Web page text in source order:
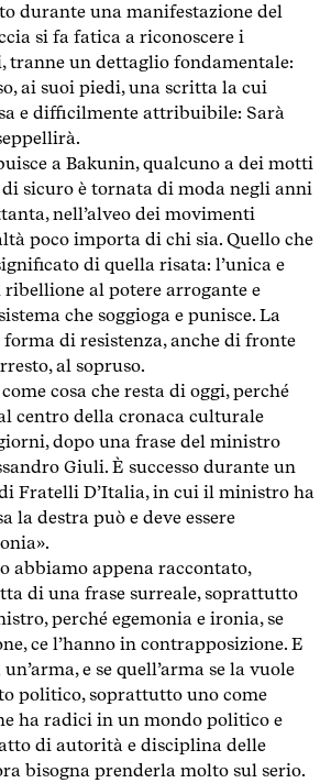
durante una manifestazione del
si fa fatica a riconoscere i
tranne un dettaglio fondamentale:
ai suoi piedi, una scritta la cui
e difficilmente attribuibile: Sarà
a Bakunin, qualcuno a dei motti
sicuro è tornata di moda negli anni
nell’alveo dei movimenti
poco importa di chi sia. Quello che
di quella risata: l’unica e
al potere arrogante e
che soggioga e punisce. La
di resistenza, anche di fronte
al sopruso.
cosa che resta di oggi, perché
centro della cronaca culturale
dopo una frase del ministro
Giuli. È successo durante un
Fratelli D’Italia, in cui il ministro ha
la destra può e deve essere
abbiamo appena raccontato,
di una frase surreale, soprattutto
perché egemonia e ironia, se
ce l’hanno in contrapposizione. E
e se quell’arma se la vuole
politico, soprattutto uno come
ha radici in un mondo politico e
di autorità e disciplina delle
bisogna prenderla molto sul serio.